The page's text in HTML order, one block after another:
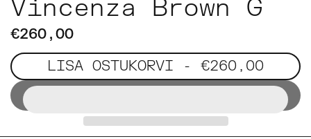
Vincenza Brown G
€260,00
LISA OSTUKORVI - €260,00